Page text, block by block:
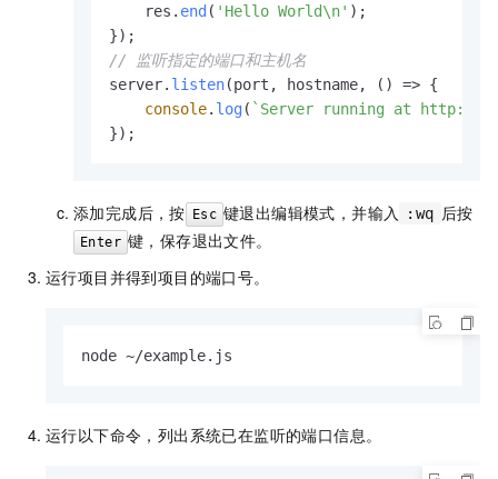
    res.
end ( 'Hello World\n' );
// 监听指定的端口和主机名
server. listen(port, hostname, () => {
console. log( `Server running at http://
});
添加完成后，按 Esc 键退出编辑模式，并输入 :wq 后按
Enter 键，保存退出文件。
运行项目并得到项目的端口号。
node ~/example.js
运行以下命令，列出系统已在监听的端口信息。